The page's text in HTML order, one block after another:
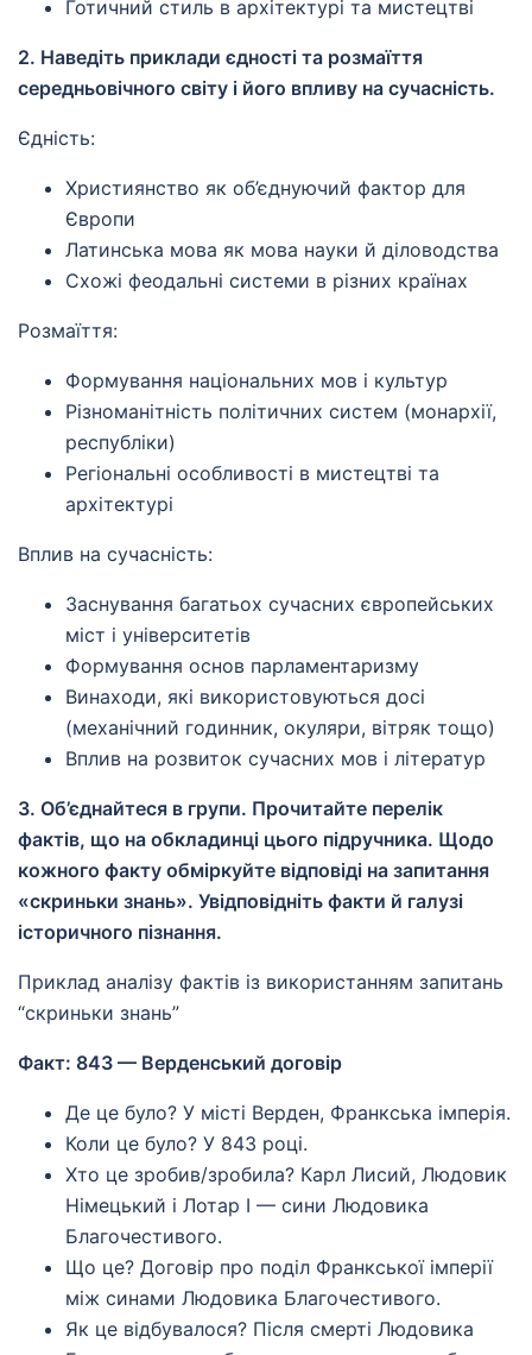
Готичний стиль в архітектурі та мистецтві
2. Наведіть приклади єдності та розмаїття
середньовічного світу і його впливу на сучасність.
Єдність:
Християнство як об’єднуючий фактор для
Європи
Латинська мова як мова науки й діловодства
Схожі феодальні системи в різних країнах
Розмаїття:
Формування національних мов і культур
Різноманітність політичних систем (монархії,
республіки)
Регіональні особливості в мистецтві та
архітектурі
Вплив на сучасність:
Заснування багатьох сучасних європейських
міст і університетів
Формування основ парламентаризму
Винаходи, які використовуються досі
(механічний годинник, окуляри, вітряк тощо)
Вплив на розвиток сучасних мов і літератур
3. Об’єднайтеся в групи. Прочитайте перелік
фактів, що на обкладинці цього підручника. Щодо
кожного факту обміркуйте відповіді на запитання
«скриньки знань». Увідповідніть факти й галузі
історичного пізнання.
Приклад аналізу фактів із використанням запитань
“скриньки знань”
Факт: 843 — Верденський договір
Де це було? У місті Верден, Франкська імперія.
Коли це було? У 843 році.
Хто це зробив/зробила? Карл Лисий, Людовик
Німецький і Лотар I — сини Людовика
Благочестивого.
Що це? Договір про поділ Франкської імперії
між синами Людовика Благочестивого.
Як це відбувалося? Після смерті Людовика